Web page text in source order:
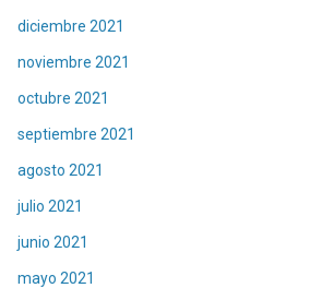
diciembre 2021
noviembre 2021
octubre 2021
septiembre 2021
agosto 2021
julio 2021
junio 2021
mayo 2021